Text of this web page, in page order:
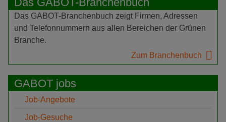
Das GABOT-Branchenbuch zeigt Firmen, Adressen
und Telefonnummern aus allen Bereichen der Grünen
Branche.
Zum Branchenbuch
GABOT jobs
Job-Angebote
Job-Gesuche